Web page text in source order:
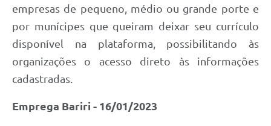
empresas de pequeno, médio ou grande porte e
por munícipes que queiram deixar seu currículo
disponível na plataforma, possibilitando às
organizações o acesso direto às informações
cadastradas.
Emprega Bariri - 16/01/2023